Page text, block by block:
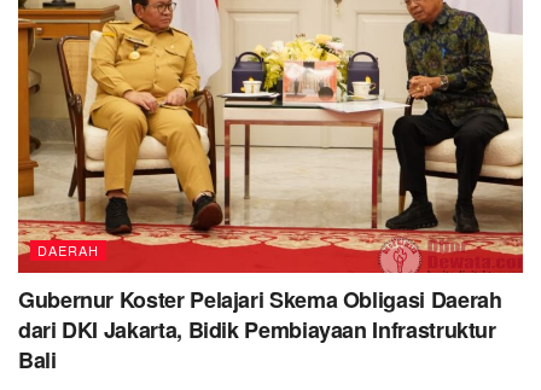
DAERAH
Gubernur Koster Pelajari Skema Obligasi Daerah
dari DKI Jakarta, Bidik Pembiayaan Infrastruktur
Bali